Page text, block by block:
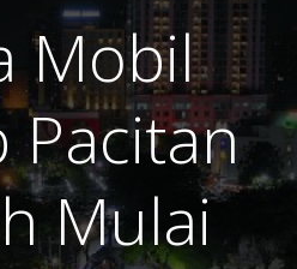
Mobil
Pacitan
Mulai